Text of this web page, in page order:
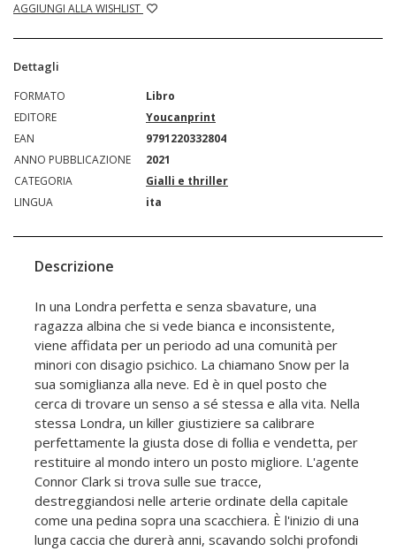
AGGIUNGI ALLA WISHLIST
Dettagli
FORMATO
Libro
EDITORE
Youcanprint
EAN
9791220332804
ANNO PUBBLICAZIONE
2021
CATEGORIA
Gialli e thriller
LINGUA
ita
Descrizione
In una Londra perfetta e senza sbavature, una
ragazza albina che si vede bianca e inconsistente,
viene affidata per un periodo ad una comunità per
minori con disagio psichico. La chiamano Snow per la
sua somiglianza alla neve. Ed è in quel posto che
cerca di trovare un senso a sé stessa e alla vita. Nella
stessa Londra, un killer giustiziere sa calibrare
perfettamente la giusta dose di follia e vendetta, per
restituire al mondo intero un posto migliore. L'agente
Connor Clark si trova sulle sue tracce,
destreggiandosi nelle arterie ordinate della capitale
come una pedina sopra una scacchiera. È l'inizio di una
lunga caccia che durerà anni, scavando solchi profondi